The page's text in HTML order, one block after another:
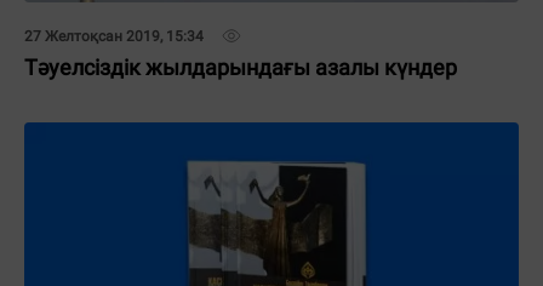
27 Желтоқсан 2019, 15:34
Тәуелсіздік жылдарындағы азалы күндер